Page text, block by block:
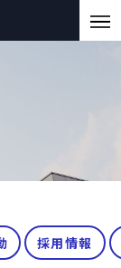
採用情報